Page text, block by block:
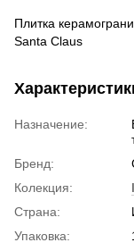
Плитка
Santa Claus
Назначение:
Бренд:
Колекция:
Страна:
Упаковка: